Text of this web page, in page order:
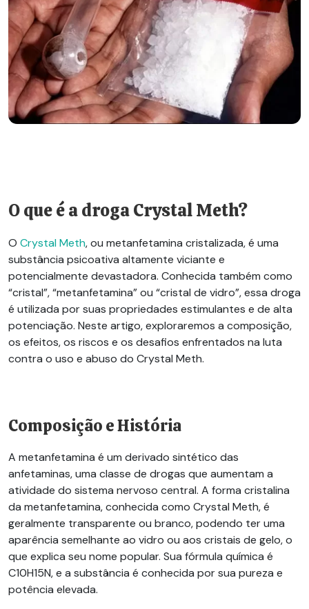
O que é a drogaCrystal Meth?
O Crystal Meth, ou metanfetamina cristalizada, é uma
substância psicoativa altamente viciante e
potencialmente devastadora. Conhecida também como
“cristal”, “metanfetamina” ou “cristal de vidro”, essa droga
é utilizada por suas propriedades estimulantes e de alta
potenciação. Neste artigo, exploraremos a composição,
os efeitos, os riscos e os desafios enfrentados na luta
contra o uso e abuso do Crystal Meth.
Composição e História
A metanfetamina é um derivado sintético das
anfetaminas, uma classe de drogas que aumentam a
atividade do sistema nervoso central. A forma cristalina
da metanfetamina, conhecida como Crystal Meth, é
geralmente transparente ou branco, podendo ter uma
aparência semelhante ao vidro ou aos cristais de gelo, o
que explica seu nome popular. Sua fórmula química é
C10H15N, e a substância é conhecida por sua pureza e
potência elevada.